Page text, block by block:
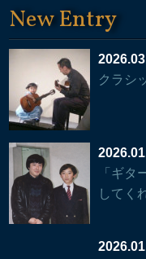
New Entry
クラシ
「ギタ
してく